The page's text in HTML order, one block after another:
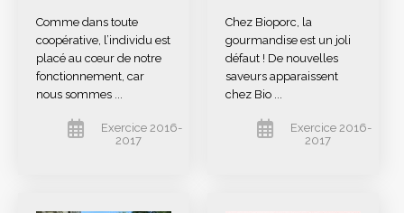
Comme dans toute
coopérative, l’individu est
placé au cœur de notre
fonctionnement, car
nous sommes ...
Exercice 2016-
2017
Chez Bioporc, la
gourmandise est un joli
défaut ! De nouvelles
saveurs apparaissent
chez Bio ...
Exercice 2016-
2017